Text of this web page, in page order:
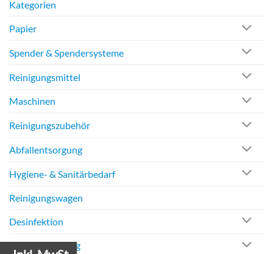
Kategorien
Papier
Spender & Spendersysteme
Reinigungsmittel
Maschinen
Reinigungszubehör
Abfallentsorgung
Hygiene- & Sanitärbedarf
Reinigungswagen
Desinfektion
Fensterreinigung